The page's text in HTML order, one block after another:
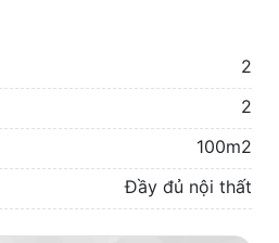
2
2
100m2
Đầy đủ nội thất